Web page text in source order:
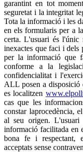
garantint en tot
seguretat i la integritat
Tota la informació i les
en els formularis per a
certa. L'usuari és l'únic
inexactes que faci i
per la informació que
conforme a la
confidencialitat i
ALL posen a disposició
es localitzen
cas que les
constar laprocedència,
al seu origen.
informació facilitada en
bona fe i respectant,
acceptats sense